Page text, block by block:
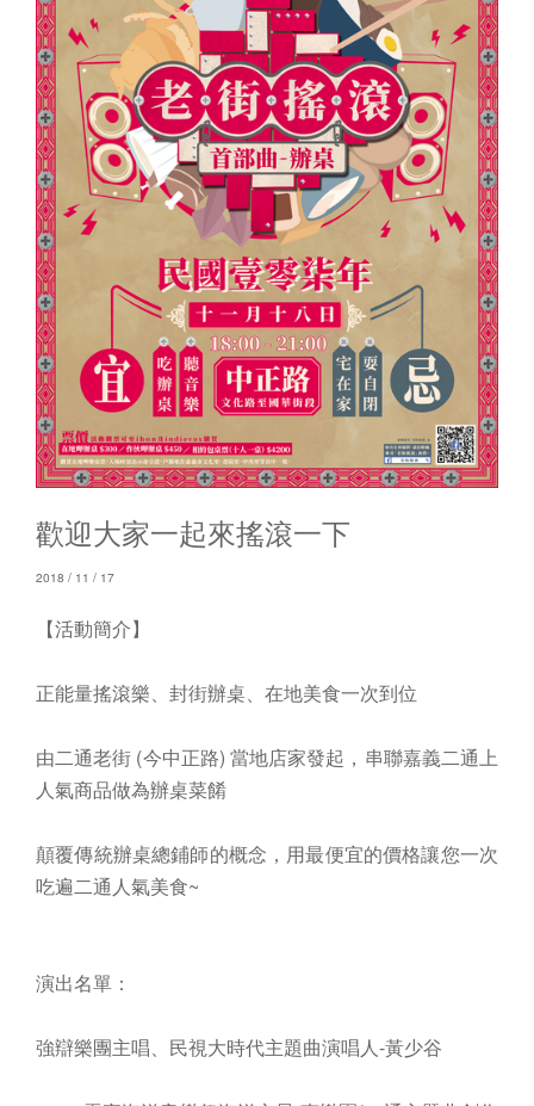
歡迎大家一起來搖滾一下
2018 / 11 / 17
【活動簡介】
正能量搖滾樂、封街辦桌、在地美食一次到位
由二通老街 (今中正路) 當地店家發起，串聯嘉義二通上
人氣商品做為辦桌菜餚
顛覆傳統辦桌總鋪師的概念，用最便宜的價格讓您一次
吃遍二通人氣美食~
演出名單：
強辯樂團主唱、民視大時代主題曲演唱人-黃少谷